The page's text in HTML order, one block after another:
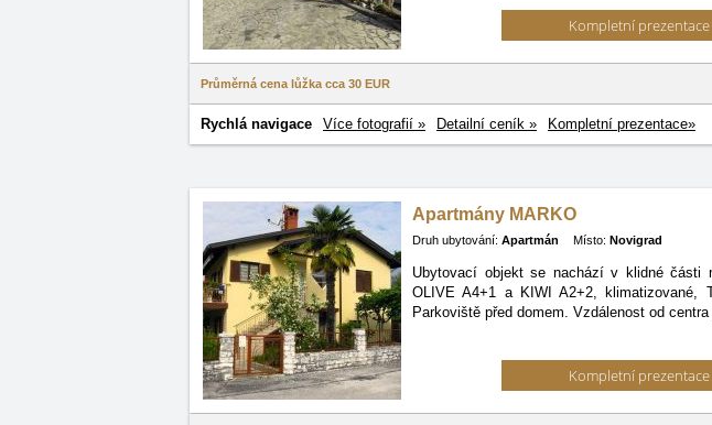
Kompletní prezentace
Průměrná cena lůžka cca 30 EUR
Rychlá navigace Více fotografií » Detailní ceník » Kompletní prezentace»
Apartmány MARKO
Druh ubytování: Apartmán Místo: Novigrad
Ubytovací objekt se nachází v klidné části
OLIVEA4+1 a KIWI A2+2, klimatizované,
Parkoviště před domem. Vzdálenost od
Kompletní prezentace